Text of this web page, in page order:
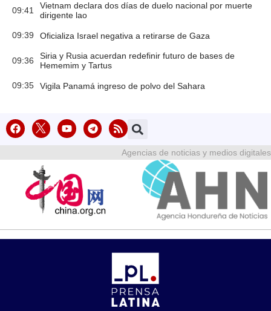
09:41
Vietnam declara dos días de duelo nacional por muerte
dirigente lao
09:39 Oficializa Israel negativa a retirarse de Gaza
09:36
Siria y Rusia acuerdan redefinir futuro de bases de
Hememim y Tartus
09:35 Vigila Panamá ingreso de polvo del Sahara
Agencias de noticias y medios digitales